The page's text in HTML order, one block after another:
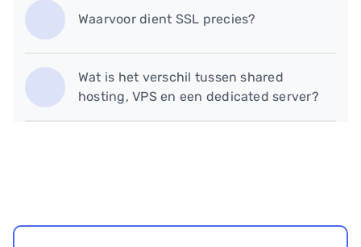
Waarvoor dient SSL precies?
Wat is het verschil tussen shared
hosting, VPS en een dedicated server?